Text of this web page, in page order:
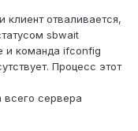
клиент отваливается,
sbwait
и команда ifconfig
Процесс этот
всего сервера